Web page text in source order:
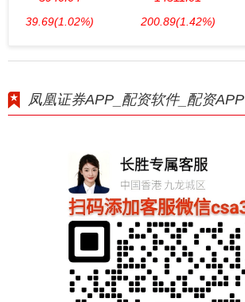
39.69(1.02%) 200.89(1.42%)
凤凰证券APP_配资软件_配资APP